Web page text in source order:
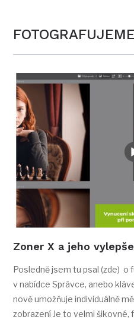
FOTOGRAFUJEME
Zoner X a jeho
Posledně jsem tu psal (zde) o
v nabídce Správce, anebo
nově umožňuje individuálně
zobrazení Je to velmi